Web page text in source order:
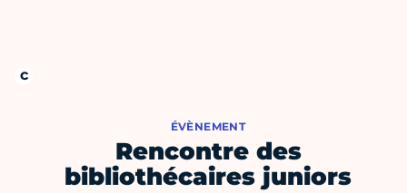
ÉVÈNEMENT
Rencontre des
bibliothécaires juniors